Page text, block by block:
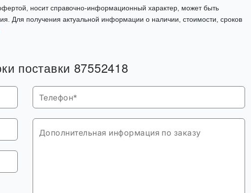
носит справочно-информационный характер, может быть
Для получения актуальной информации о наличии, стоимости, сроков
поставки 87552418